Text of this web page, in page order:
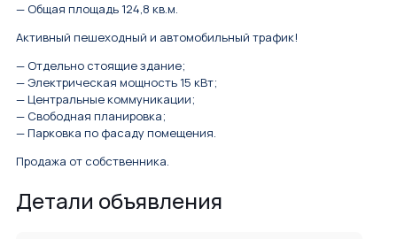
— Общая площадь 124,8 кв.м.
Активный пешеходный и автомобильный трафик!
— Отдельно стоящие здание;
— Электрическая мощность 15 кВт;
— Центральные коммуникации;
— Свободная планировка;
— Парковка по фасаду помещения.
Продажа от собственника.
Детали объявления